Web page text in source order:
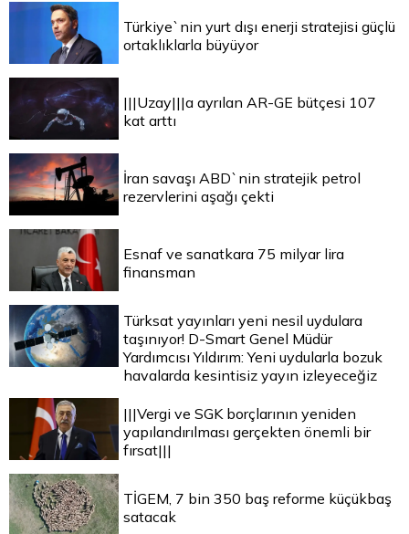
Türkiye`nin yurt dışı enerji stratejisi güçlü
ortaklıklarla büyüyor
|||Uzay|||a ayrılan AR-GE bütçesi 107
kat arttı
İran savaşı ABD`nin stratejik petrol
rezervlerini aşağı çekti
Esnaf ve sanatkara 75 milyar lira
finansman
Türksat yayınları yeni nesil uydulara
taşınıyor! D-Smart Genel Müdür
Yardımcısı Yıldırım: Yeni uydularla bozuk
havalarda kesintisiz yayın izleyeceğiz
|||Vergi ve SGK borçlarının yeniden
yapılandırılması gerçekten önemli bir
fırsat|||
TİGEM, 7 bin 350 baş reforme küçükbaş
satacak